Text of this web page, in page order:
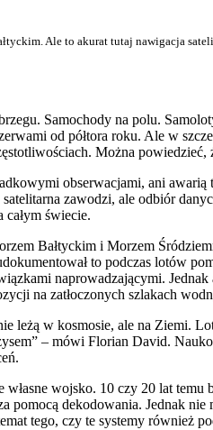
Ale to akurat tutaj nawigacja
Samochody na polu.
od półtora roku. Ale w
Można powiedzieć,
obserwacjami, ani
zawodzi, ale odbiór
świecie.
Bałtyckim i Morzem
to podczas lotów
naprowadzającymi.
na zatłoczonych szlakach
leżą w kosmosie, ale na Ziemi.
– mówi Florian David.
własne wojsko. 10 czy 20 lat
pomocą dekodowania. Jednak
tego, czy te systemy również